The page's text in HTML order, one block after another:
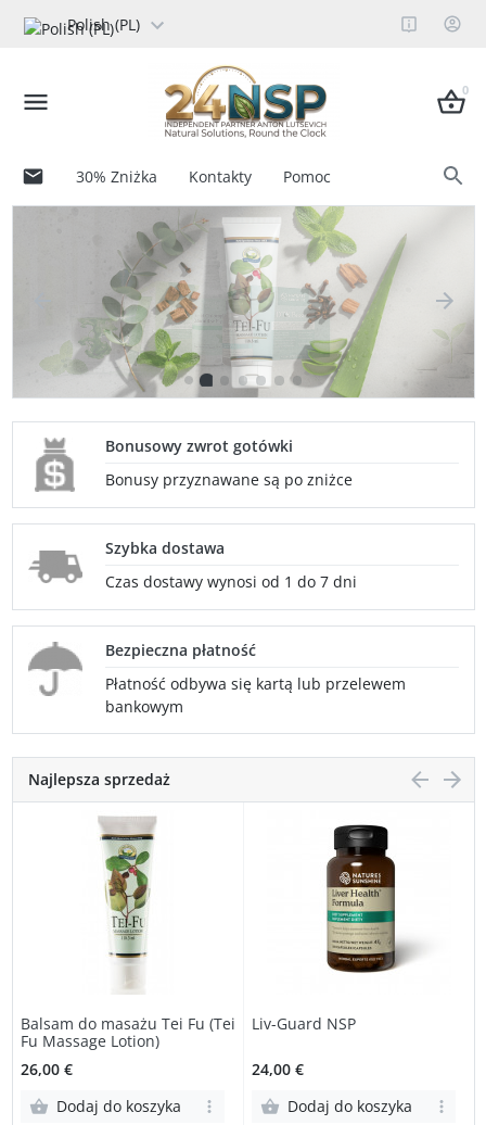
Polish (PL)
0
30% Zniżka Kontakty Pomoc
Bonusowy zwrot gotówki
Bonusy przyznawane są po zniżce
Szybka dostawa
Czas dostawy wynosi od 1 do 7 dni
Bezpieczna płatność
Płatność odbywa się kartą lub przelewem
bankowym
Najlepsza sprzedaż
Balsam do masażu Tei Fu (Tei
Fu Massage Lotion)
26,00 €
Dodaj do koszyka
Liv-Guard NSP
24,00 €
Dodaj do koszyka